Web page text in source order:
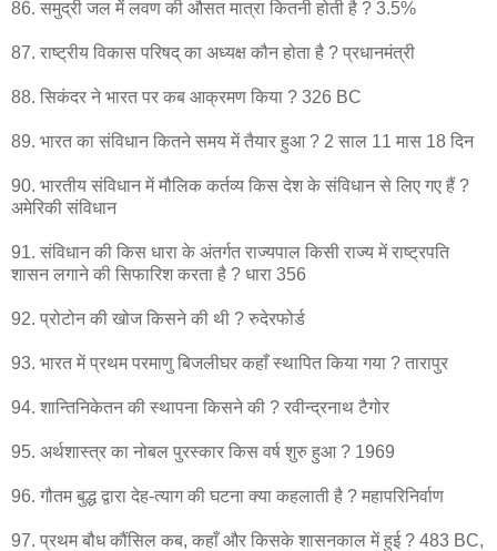
86. समुद्री जल में लवण की औसत मात्रा कितनी होती है ? 3.5%
87. राष्ट्रीय विकास परिषद् का अध्यक्ष कौन होता है ? प्रधानमंत्री
88. सिकंदर ने भारत पर कब आक्रमण किया ? 326 BC
89. भारत का संविधान कितने समय में तैयार हुआ ? 2 साल 11 मास 18 दिन
90. भारतीय संविधान में मौलिक कर्तव्य किस देश के संविधान से लिए गए हैं ?
अमेरिकी संविधान
91. संविधान की किस धारा के अंतर्गत राज्यपाल किसी राज्य में राष्ट्रपति
शासन लगाने की सिफारिश करता है ? धारा 356
92. प्रोटोन की खोज किसने की थी ? रुदेरफोर्ड
93. भारत में प्रथम परमाणु बिजलीघर कहाँ स्थापित किया गया ? तारापुर
94. शान्तिनिकेतन की स्थापना किसने की ? रवीन्द्रनाथ टैगोर
95. अर्थशास्त्र का नोबल पुरस्कार किस वर्ष शुरु हुआ ? 1969
96. गौतम बुद्ध द्वारा देह-त्याग की घटना क्या कहलाती है ? महापरिनिर्वाण
97. प्रथम बौध कौंसिल कब, कहाँ और किसके शासनकाल में हुई ? 483 BC,